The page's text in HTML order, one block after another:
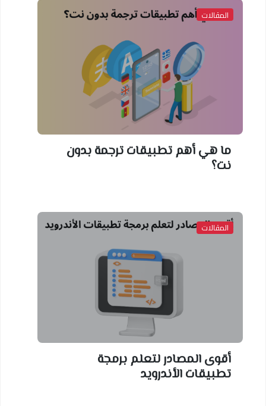
المقالات
ما هي أهم تطبيقات ترجمة بدون
نت؟
المقالات
أقوى المصادر لتعلم برمجة
تطبيقات الأندرويد